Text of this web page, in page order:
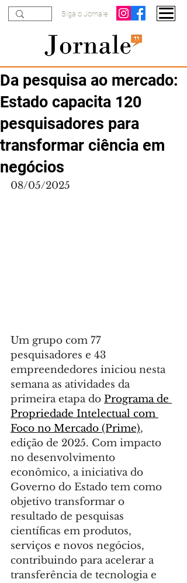
Siga o Jornale
Da pesquisa ao mercado:
Estado capacita 120
pesquisadores para
transformar ciência em
negócios
08/05/2025
Um grupo com 77
pesquisadores e 43
empreendedores iniciou nesta
semana as atividades da
primeira etapa do Programa de
Propriedade Intelectual com
Foco no Mercado (Prime),
edição de 2025. Com impacto
no desenvolvimento
econômico, a iniciativa do
Governo do Estado tem como
objetivo transformar o
resultado de pesquisas
científicas em produtos,
serviços e novos negócios,
contribuindo para acelerar a
transferência de tecnologia e